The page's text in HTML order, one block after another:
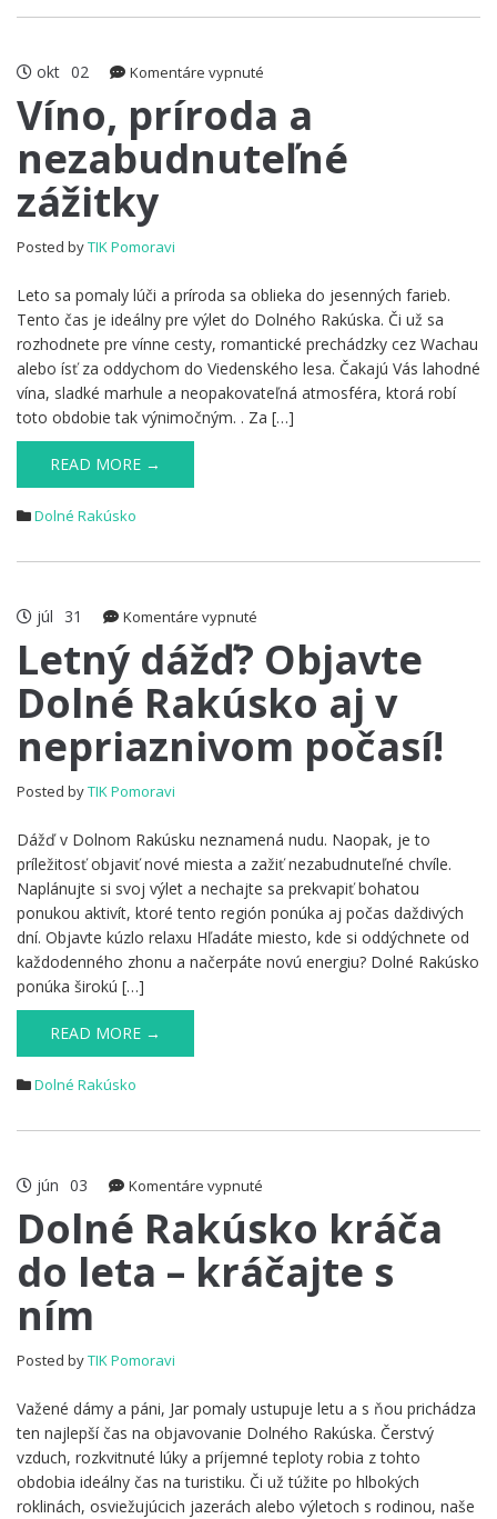
okt 02 Komentáre vypnuté
príroda
nezabudnuteľné
Víno, príroda a
nezabudnuteľné
zážitky
Posted byTIK Pomoravi
Leto sa pomaly lúči a príroda sa oblieka do jesenných farieb.
Tento čas je ideálny pre výlet do Dolného Rakúska. Či už sa
rozhodnete pre vínne cesty, romantické prechádzky cez Wachau
alebo ísť za oddychom do Viedenského lesa. Čakajú Vás lahodné
vína, sladké marhule a neopakovateľná atmosféra, ktorá robí
toto obdobie tak výnimočným. . Za […]
READ MORE →
Dolné Rakúsko
júl 31 Komentáre vypnuté
dážď?
Objavte
Dolné
aj
Letný dážď? Objavte
Dolné Rakúsko aj v
nepriaznivom počasí!
Posted byTIK Pomoravi
Dážď v Dolnom Rakúsku neznamená nudu. Naopak, je to
príležitosť objaviť nové miesta a zažiť nezabudnuteľné chvíle.
Naplánujte si svoj výlet a nechajte sa prekvapiť bohatou
ponukou aktivít, ktoré tento región ponúka aj počas daždivých
dní. Objavte kúzlo relaxu Hľadáte miesto, kde si oddýchnete od
každodenného zhonu a načerpáte novú energiu? Dolné Rakúsko
ponúka širokú […]
READ MORE →
Dolné Rakúsko
jún 03 Komentáre vypnuté
Rakúsko
kráča
do
Dolné Rakúsko kráča
do leta – kráčajte s
ním
Posted byTIK Pomoravi
Važené dámy a páni, Jar pomaly ustupuje letu a s ňou prichádza
ten najlepší čas na objavovanie Dolného Rakúska. Čerstvý
vzduch, rozkvitnuté lúky a príjemné teploty robia z tohto
obdobia ideálny čas na turistiku. Či už túžite po hlbokých
roklinách, osviežujúcich jazerách alebo výletoch s rodinou, naše